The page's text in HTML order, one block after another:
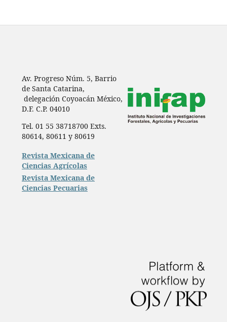
Av. Progreso Núm. 5, Barrio
de Santa Catarina,
delegación Coyoacán México,
D.F. C.P. 04010
Tel. 01 55 38718700 Exts.
80614, 80611 y 80619
Revista Mexicana de
Ciencias Agrícolas
Revista Mexicana de
Ciencias Pecuarias